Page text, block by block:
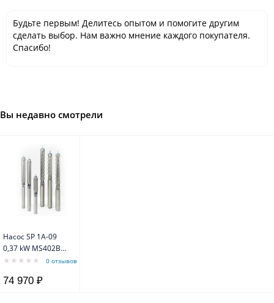
Будьте первым! Делитесь опытом и помогите другим
сделать выбор. Нам важно мнение каждого покупателя.
Спасибо!
Вы недавно смотрели
Насос SP 1A-09
0,37 kW MS402B
3x380V 50Hz0 отзывов
74 970 ₽